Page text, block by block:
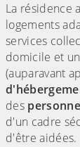
La résidence
logements
services
domicile et
(auparavant
des
d'un cadre
d'être aidées.